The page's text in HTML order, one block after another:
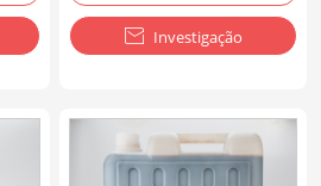
 Investigação